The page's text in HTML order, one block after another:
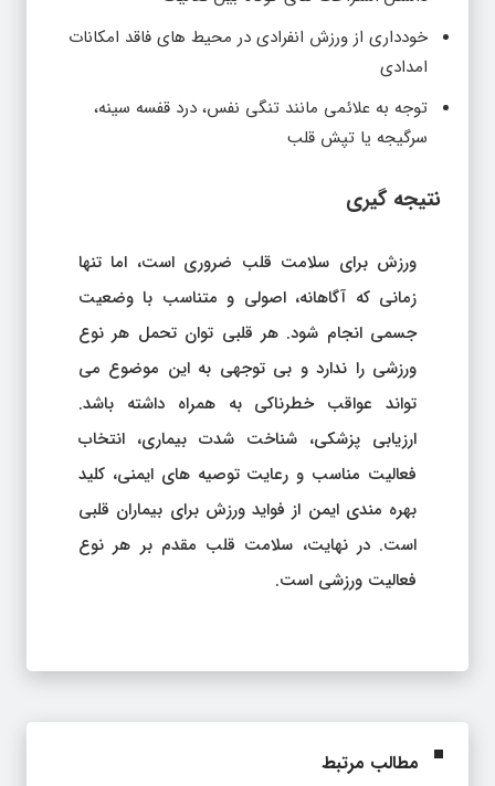
خودداری از ورزش انفرادی در محیط های فاقد امکانات
امدادی
توجه به علائمی مانند تنگی نفس، درد قفسه سینه،
سرگیجه یا تپش قلب
نتیجه گیری
ورزش برای سلامت قلب ضروری است، اما تنها
زمانی که آگاهانه، اصولی و متناسب با وضعیت
جسمی انجام شود. هر قلبی توان تحمل هر نوع
ورزشی را ندارد و بی توجهی به این موضوع می
تواند عواقب خطرناکی به همراه داشته باشد.
ارزیابی پزشکی، شناخت شدت بیماری، انتخاب
فعالیت مناسب و رعایت توصیه های ایمنی، کلید
بهره مندی ایمن از فواید ورزش برای بیماران قلبی
است. در نهایت، سلامت قلب مقدم بر هر نوع
فعالیت ورزشی است.
مطالب مرتبط